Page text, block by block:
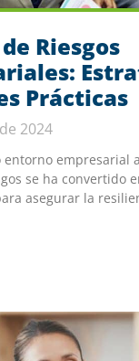
Riesgos
Prácticas
2024
entorno empresarial
se ha convertido
asegurar la